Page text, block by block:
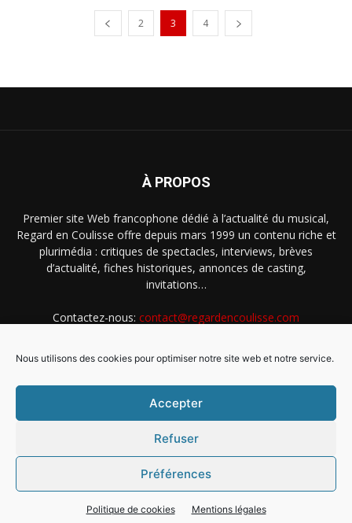
Nous utilisons des cookies pour optimiser notre site web et notre service.
Accepter
Refuser
Préférences
Politique de cookies Mentions légales
2 3 4
À PROPOS
Premier site Web francophone dédié à l’actualité du musical,
Regard en Coulisse offre depuis mars 1999 un contenu riche et
plurimédia : critiques de spectacles, interviews, brèves
d’actualité, fiches historiques, annonces de casting,
invitations…
Contactez-nous: contact@regardencoulisse.com
Intégration Ghislain Fayard
Mentions légales